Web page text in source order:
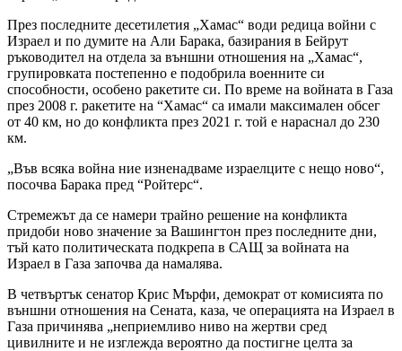
През последните десетилетия „Хамас“ води редица войни с
Израел и по думите на Али Барака, базирания в Бейрут
ръководител на отдела за външни отношения на „Хамас“,
групировката постепенно е подобрила военните си
способности, особено ракетите си. По време на войната в Газа
през 2008 г. ракетите на “Хамас“ са имали максимален обсег
от 40 км, но до конфликта през 2021 г. той е нараснал до 230
км.
„Във всяка война ние изненадваме израелците с нещо ново“,
посочва Барака пред “Ройтерс“.
Стремежът да се намери трайно решение на конфликта
придоби ново значение за Вашингтон през последните дни,
тъй като политическата подкрепа в САЩ за войната на
Израел в Газа започва да намалява.
В четвъртък сенатор Крис Мърфи, демократ от комисията по
външни отношения на Сената, каза, че операцията на Израел в
Газа причинява „неприемливо ниво на жертви сред
цивилните и не изглежда вероятно да постигне целта за